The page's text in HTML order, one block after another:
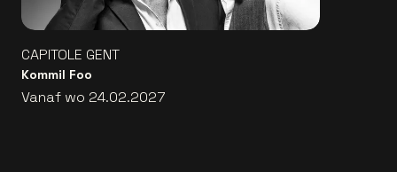
CAPITOLE GENT
Kommil Foo
Vanaf wo 24.02.2027